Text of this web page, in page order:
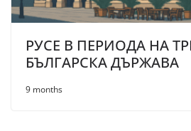
РУСЕ В ПЕРИОДА НА
БЪЛГАРСКА ДЪРЖАВА
9 months